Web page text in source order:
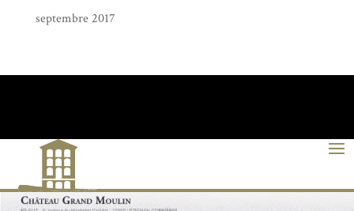
septembre 2017